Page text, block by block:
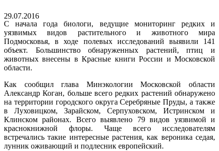
29.07.2016
С начала года биологи, ведущие мониторинг редких и
уязвимых видов растительного и животного мира
Подмосковья, в ходе полевых исследований выявили 141
объект. Большинство обнаруженных растений, птиц и
животных внесены в Красные книги России и Московской
области.
Как сообщил глава Минэкологии Московской области
Александр Коган, больше всего редких растений обнаружено
на территории городского округа Серебряные Пруды, а также
в Луховицком, Зарайском, Серпуховском, Истринском и
Клинском районах. Всего выявлено 79 видов уязвимой и
краснокнижной флоры. Чаще всего исследователям
встречались такие интересные растения, как вероника седая,
лунник оживающий и подлесник европейский.